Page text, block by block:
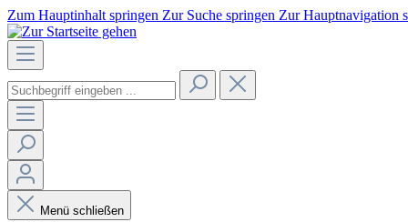
Zum Hauptinhalt springen Zur Suche springen Zur Hauptnavigation
Menü schließen